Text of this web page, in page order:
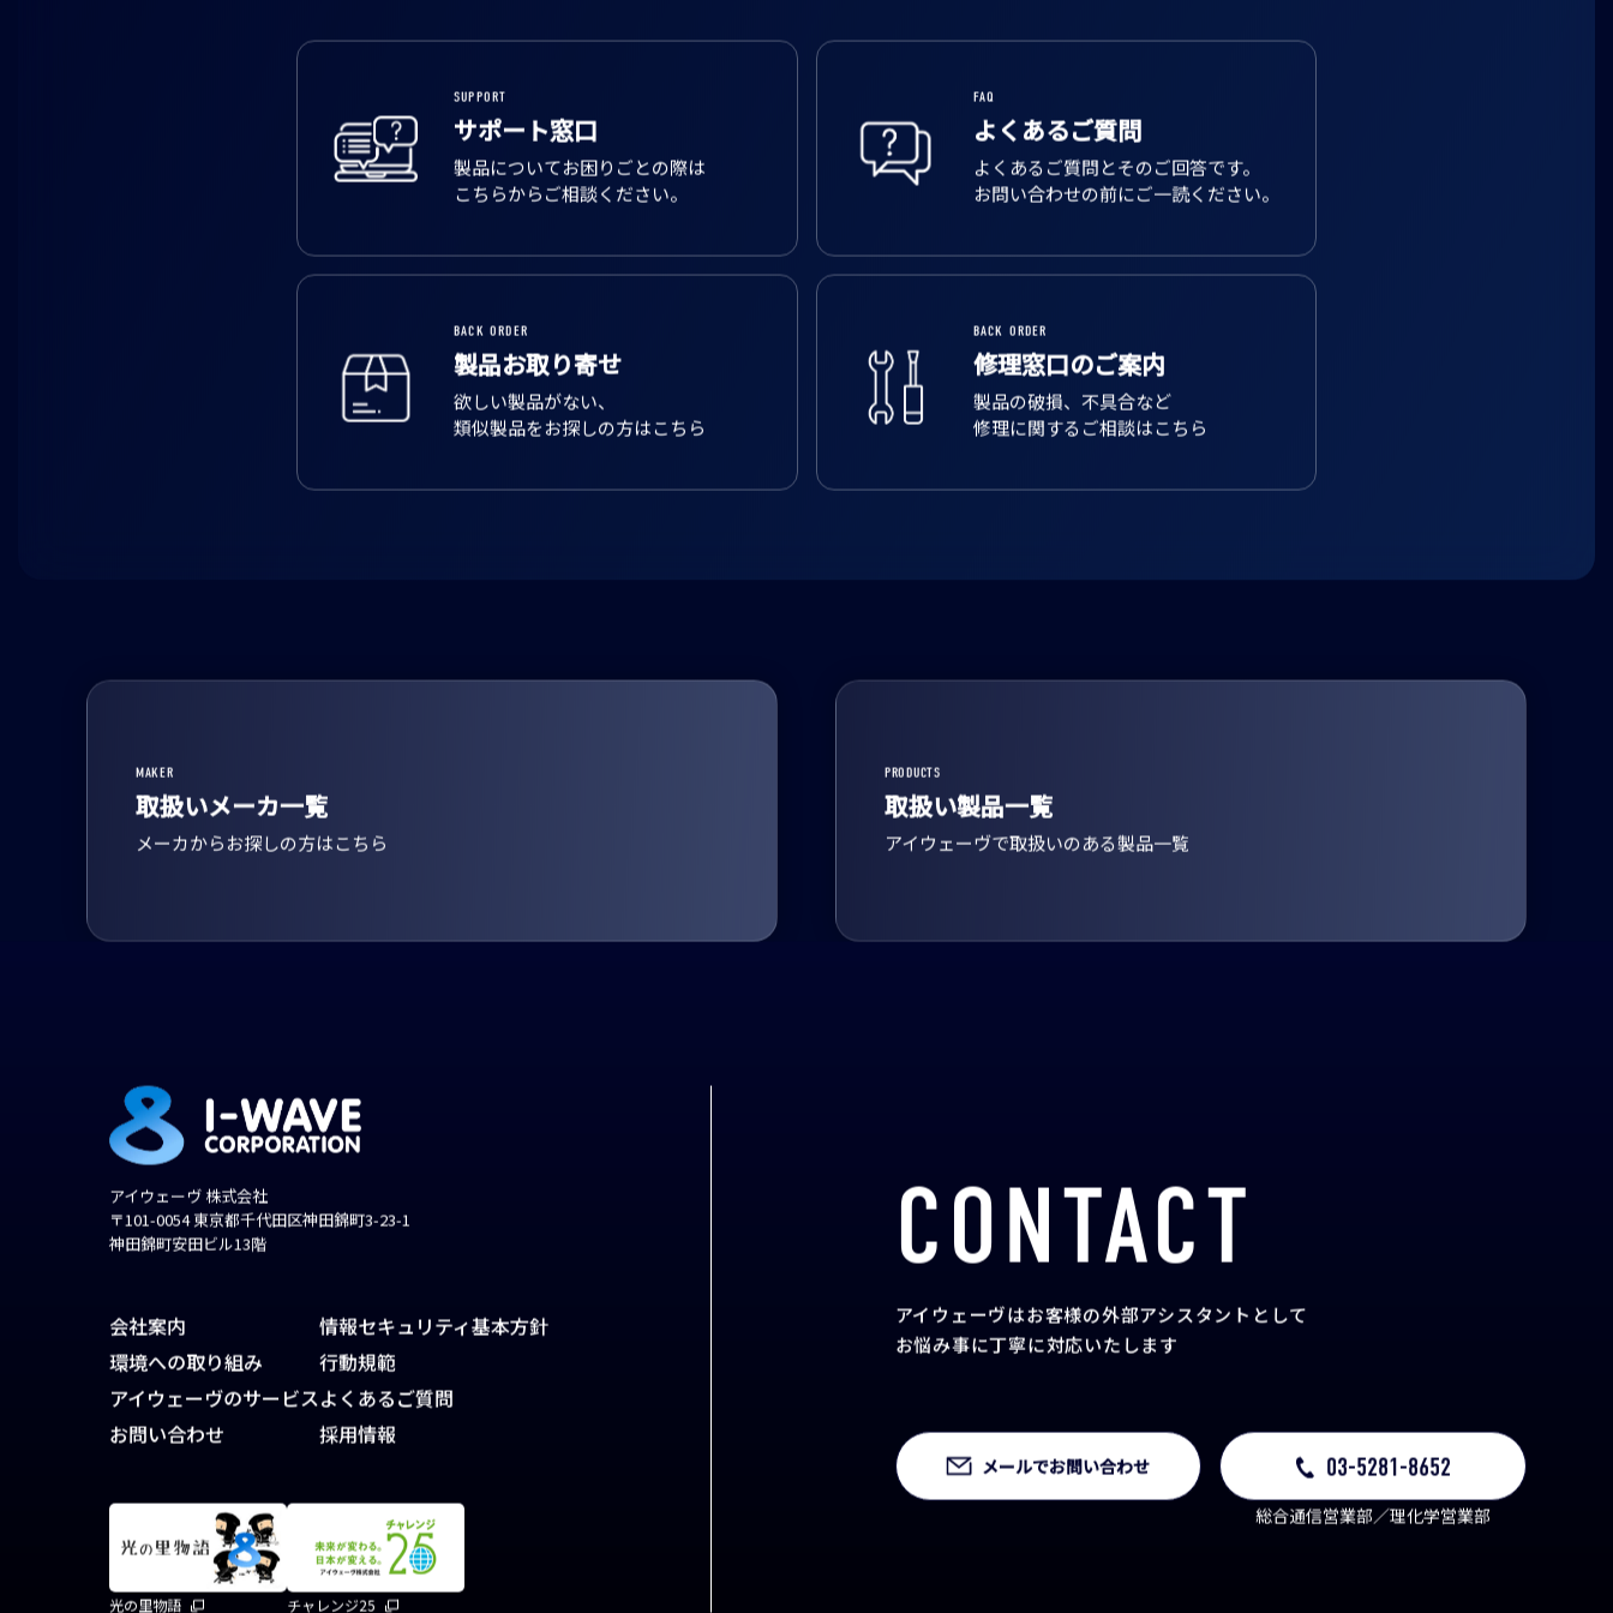
SUPPORT
サポート窓口
製品についてお困りごとの際は
こちらからご相談ください。
FAQ
よくあるご質問
よくあるご質問とそのご回答です。
お問い合わせの前にご一読ください。
BACK ORDER
製品お取り寄せ
欲しい製品がない、
類似製品をお探しの方はこちら
BACK ORDER
修理窓口のご案内
製品の破損、不具合など
修理に関するご相談はこちら
MAKER
取扱いメーカ一覧
メーカからお探しの方はこちら
PRODUCTS
取扱い製品一覧
アイウェーヴで取扱いのある製品一覧
CONTACT
アイウェーヴはお客様の外部アシスタント として
お悩み事に丁寧に対応いたします
メールでお問い合わせ 03-5281-8652
総合通信営業部／理化学営業部
アイウェーヴ 株式会社
〒101-0054 東京都千代田区神田錦町3-23-1
神田錦町安田ビル13階
会社案内
環境への取り組み
アイウェーヴのサービス
お問い合わせ
情報セキュリティ基本方針
行動規範
よくあるご質問
採用情報